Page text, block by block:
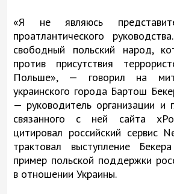
«Я не являюсь
проатлантического
свободный польский народ,
против присутствия
Польше», — говорил на
украинского города Бартош
— руководитель организации и
связанного с ней сайта
цитировал российский сервис
трактовал выступление
пример польской поддержки
в отношении Украины.